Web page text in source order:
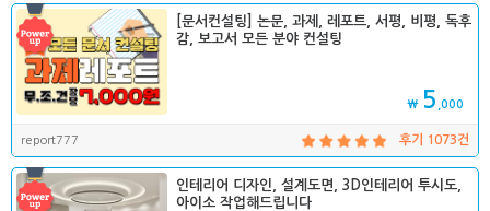
[문서컨설팅] 논문, 과제, 레포트, 서평, 비평, 독후
감, 보고서 모든 분야 컨설팅
₩ 5 ,000
report777 후기 1073건
인테리어 디자인, 설계도면, 3D인테리어 투시도,
아이소 작업해드립니다